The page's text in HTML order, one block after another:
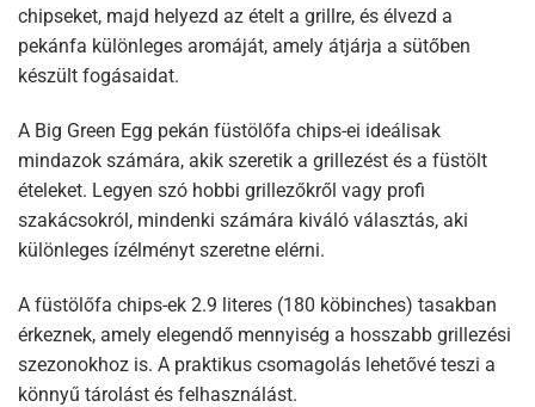
chipseket, majd helyezd az ételt a grillre, és élvezd a
pekánfa különleges aromáját, amely átjárja a sütőben
készült fogásaidat.
A Big Green Egg pekán füstölőfa chips-ei ideálisak
mindazok számára, akik szeretik a grillezést és a füstölt
ételeket. Legyen szó hobbi grillezőkről vagy profi
szakácsokról, mindenki számára kiváló választás, aki
különleges ízélményt szeretne elérni.
A füstölőfa chips-ek 2.9 literes (180 köbinches) tasakban
érkeznek, amely elegendő mennyiség a hosszabb grillezési
szezonokhoz is. A praktikus csomagolás lehetővé teszi a
könnyű tárolást és felhasználást.